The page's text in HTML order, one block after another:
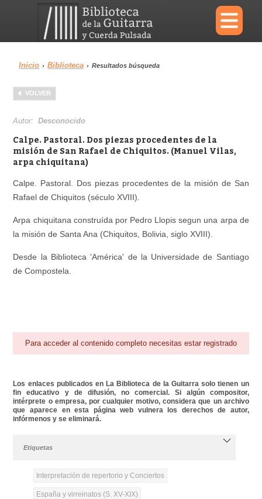
×
Menu
Biblioteca
Área personal Reproductor
Inicio › Biblioteca › Resultados búsqueda
VOLVER
Autor:Desconocido
Calpe. Pastoral. Dos piezas procedentes de la
misión de San Rafael de Chiquitos. (Manuel Vilas,
arpa chiquitana)
Calpe. Pastoral. Dos piezas procedentes de la misión de San
Rafael de Chiquitos (século XVIII).
Arpa chiquitana construída por Pedro Llopis segun una arpa de
la misión de Santa Ana (Chiquitos, Bolivia, siglo XVIII).
Desde la Biblioteca 'América' de la Universidade de Santiago
de Compostela.
Para acceder al contenido completo necesitas estar registrado
Los enlaces publicados en La Biblioteca de la Guitarra solo tienen un
fin educativo y de difusión, no comercial. Si algún compositor,
intérprete o empresa, por cualquier motivo, considera que un archivo
que aparece en esta página web vulnera los derechos de autor,
infórmenos y se eliminará.
Etiquetas
Interpretación de repertorio y Conciertos
España y virreinatos (S. XV-XIX)